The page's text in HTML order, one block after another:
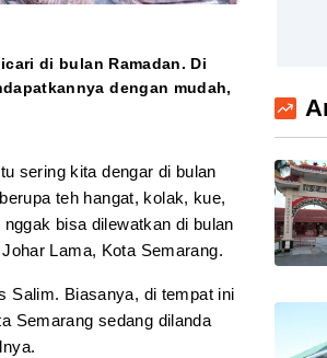
di bulan Ramadan. Di
dengan mudah,
sering kita dengar di bulan
teh hangat, kolak, kue,
bisa dilewatkan di bulan
Lama, Kota Semarang.
Salim. Biasanya, di tempat ini
Semarang sedang dilanda